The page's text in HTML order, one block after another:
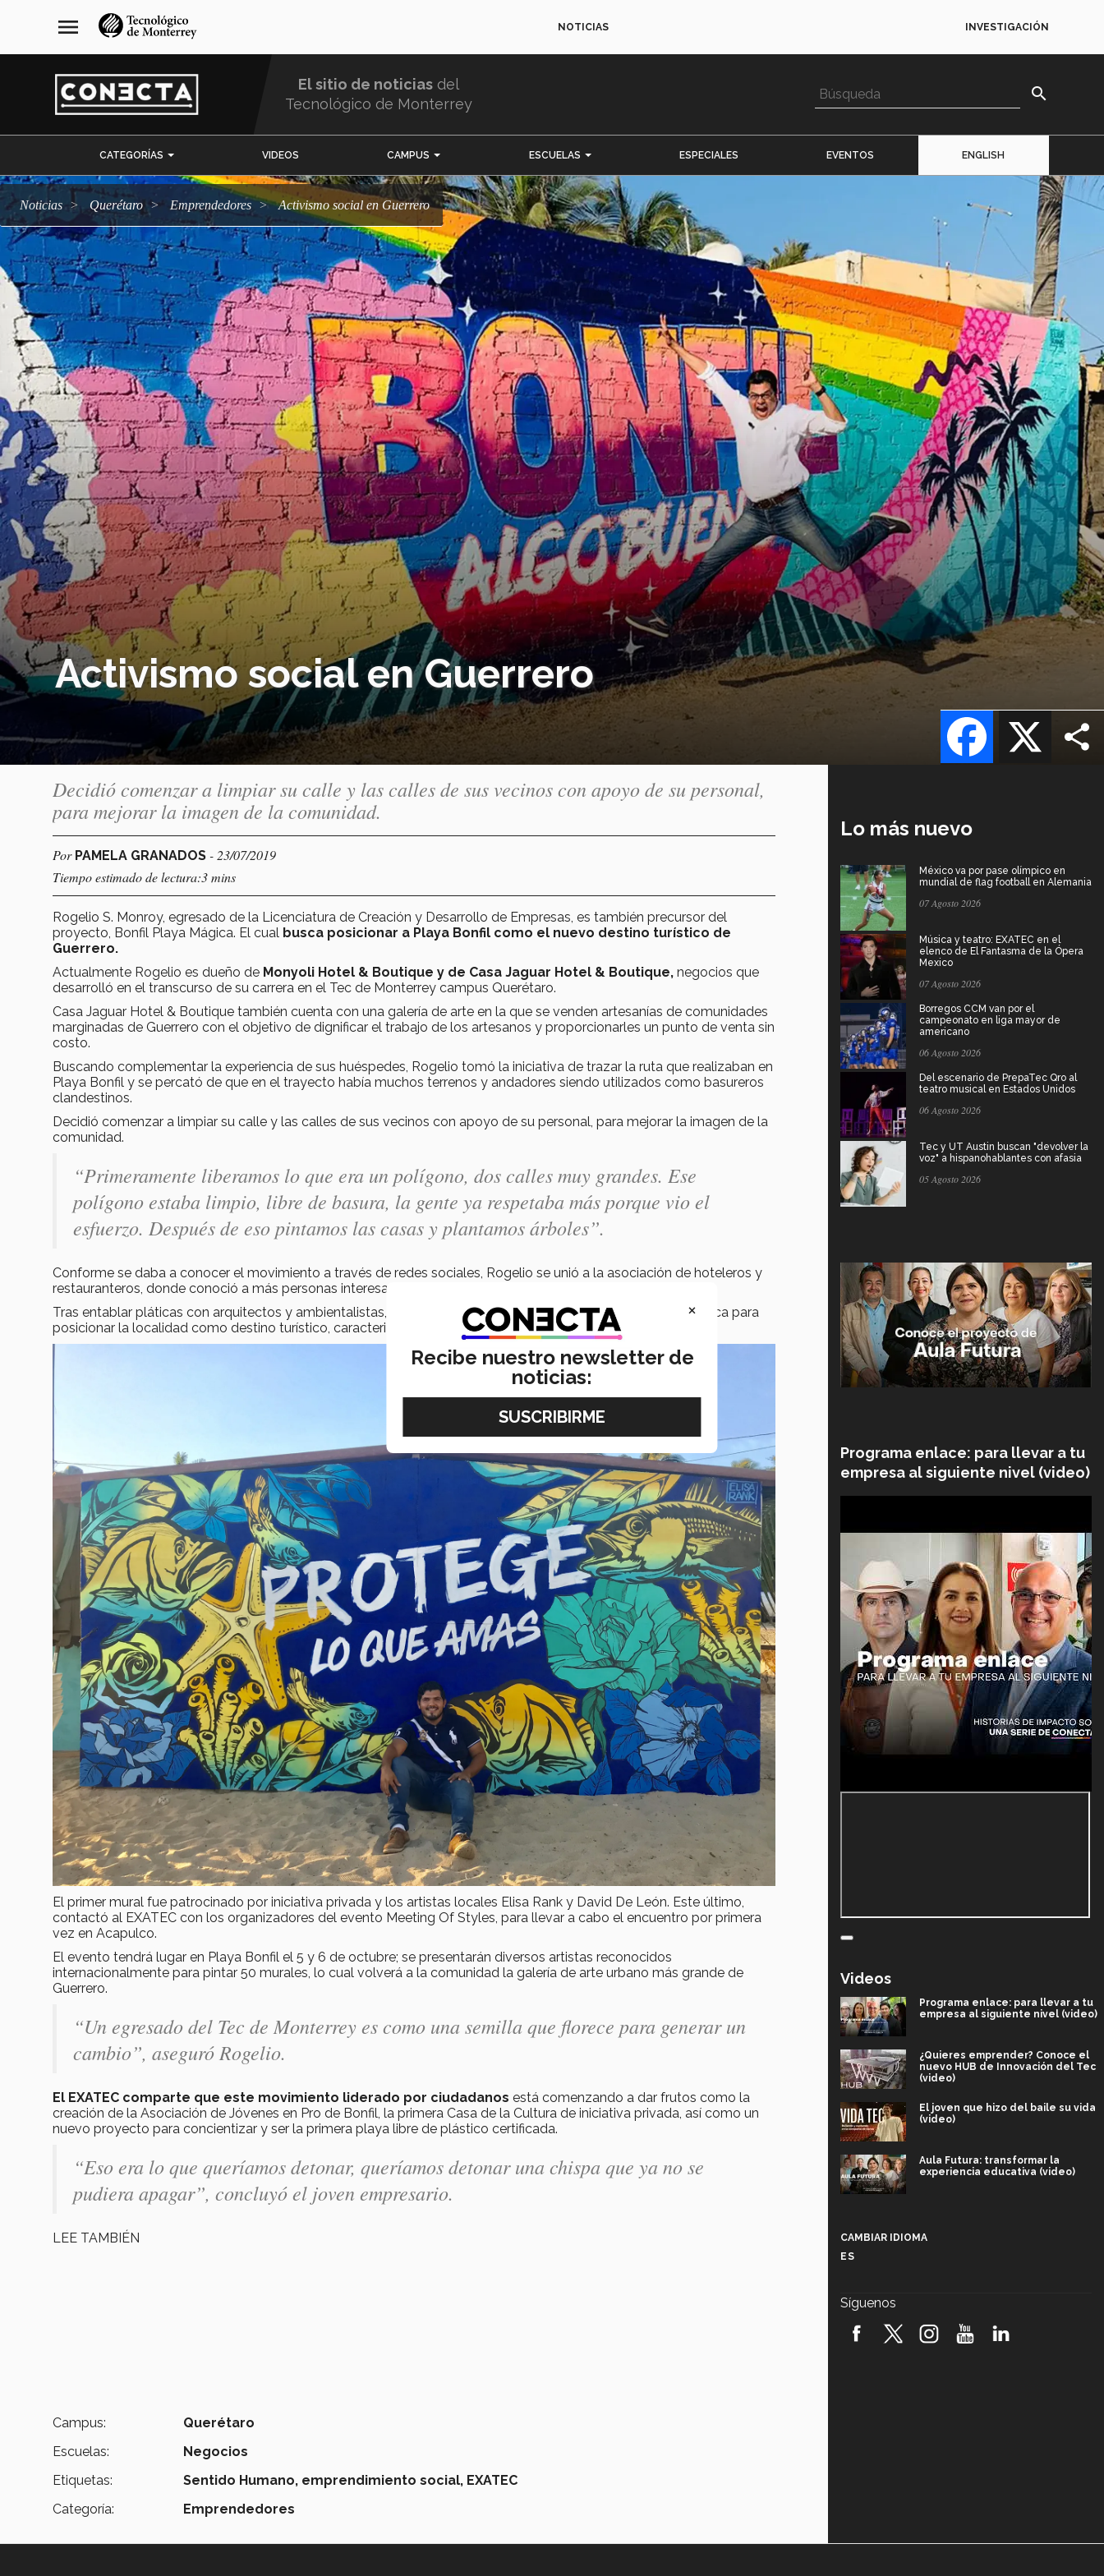
navegación
principal
menu NOTICIAS INVESTIGACIÓN
El sitio de noticias del
Tecnológico de Monterrey
search
CATEGORÍAS VIDEOS CAMPUS ESCUELAS ESPECIALES EVENTOS ENGLISH
Noticias Querétaro emprendedores Activismo social en Guerrero
Activismo social en Guerrero
X
Facebook
Decidió comenzar a limpiar su calle y las calles de sus vecinos con apoyo de su personal,
para mejorar la imagen de la comunidad.
Por PAMELA GRANADOS - 23/07/2019
Tiempo estimado de lectura:3 mins
Rogelio S. Monroy, egresado de la Licenciatura de Creación y Desarrollo de Empresas, es también precursor del
proyecto, Bonfil Playa Mágica. El cual busca posicionar a Playa Bonfil como el nuevo destino turístico de
Guerrero.
Actualmente Rogelio es dueño de Monyoli Hotel & Boutique y de Casa Jaguar Hotel & Boutique, negocios que
desarrolló en el transcurso de su carrera en el Tec de Monterrey campus Querétaro.
Casa Jaguar Hotel & Boutique también cuenta con una galería de arte en la que se venden artesanías de comunidades
marginadas de Guerrero con el objetivo de dignificar el trabajo de los artesanos y proporcionarles un punto de venta sin
costo.
Buscando complementar la experiencia de sus huéspedes, Rogelio tomó la iniciativa de trazar la ruta que realizaban en
Playa Bonfil y se percató de que en el trayecto había muchos terrenos y andadores siendo utilizados como basureros
clandestinos.
Decidió comenzar a limpiar su calle y las calles de sus vecinos con apoyo de su personal, para mejorar la imagen de la
comunidad.
“Primeramente liberamos lo que era un polígono, dos calles muy grandes. Ese
polígono estaba limpio, libre de basura, la gente ya respetaba más porque vio el
esfuerzo. Después de eso pintamos las casas y plantamos árboles”.
Conforme se daba a conocer el movimiento a través de redes sociales, Rogelio se unió a la asociación de hoteleros y
restauranteros, donde conoció a más personas interesadas en apoyar su causa.
Tras entablar pláticas con arquitectos y ambientalistas, se decidió llevar a cabo el proyecto Bonfil Playa Mágica para
posicionar la localidad como destino turístico, caracterizado por una galería de arte urbano.
El primer mural fue patrocinado por iniciativa privada y los artistas locales Elisa Rank y David De León. Este último,
contactó al EXATEC con los organizadores del evento Meeting Of Styles, para llevar a cabo el encuentro por primera
vez en Acapulco.
El evento tendrá lugar en Playa Bonfil el 5 y 6 de octubre; se presentarán diversos artistas reconocidos
internacionalmente para pintar 50 murales, lo cual volverá a la comunidad la galería de arte urbano más grande de
Guerrero.
“Un egresado del Tec de Monterrey es como una semilla que florece para generar un
cambio”, aseguró Rogelio.
El EXATEC comparte que este movimiento liderado por ciudadanos está comenzando a dar frutos como la
creación de la Asociación de Jóvenes en Pro de Bonfil, la primera Casa de la Cultura de iniciativa privada, así como un
nuevo proyecto para concientizar y ser la primera playa libre de plástico certificada.
“Eso era lo que queríamos detonar, queríamos detonar una chispa que ya no se
pudiera apagar”, concluyó el joven empresario.
LEE TAMBIÉN
Campus:
Querétaro
Escuelas:
Negocios
Etiquetas:
Sentido Humano, emprendimiento social, EXATEC
Categoría:
Emprendedores
Lo más nuevo
México va por pase olímpico en
mundial de flag football en Alemania
07 Agosto 2026
Música y teatro: EXATEC en el
elenco de El Fantasma de la Ópera
Mexico
07 Agosto 2026
Borregos CCM van por el
campeonato en liga mayor de
americano
06 Agosto 2026
Del escenario de PrepaTec Qro al
teatro musical en Estados Unidos
06 Agosto 2026
Tec y UT Austin buscan "devolver la
voz" a hispanohablantes con afasia
05 Agosto 2026
Programa enlace: para llevar a tu
empresa al siguiente nivel (video)
Videos
Programa enlace: para llevar a tu
empresa al siguiente nivel (video)
¿Quieres emprender? Conoce el
nuevo HUB de Innovación del Tec
(video)
El joven que hizo del baile su vida
(video)
Aula Futura: transformar la
experiencia educativa (video)
robótica FIRST 2026! (video)
CAMBIAR IDIOMA
ES
Síguenos
×
Recibe nuestro newsletter de
noticias: